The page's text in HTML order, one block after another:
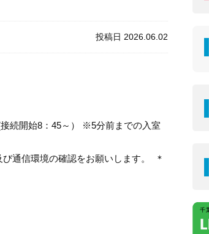
投稿日 2026.06.02
続開始8：45～） ※5分前までの入室
通信環境の確認をお願いします。 ＊